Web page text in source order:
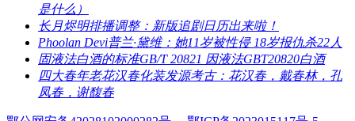
是什么）
​长月烬明排播调整：新版追剧日历出来啦！
​Phoolan Devi普兰·黛维：她11岁被性侵 18岁报仇杀22人
​固液法白酒的标准GB/T 20821 因液法GBT20820白酒
​四大春年老花汉春化装发源考古：花汉春，戴春林，孔
凤春，谢馥春